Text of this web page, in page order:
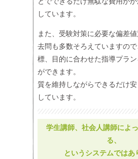
しています。
また、受験対策に必要な偏差
去問も多数そろえていますの
標、目的に合わせた指導プラ
ができます。
質を維持しながらできるだけ
しています。
学生講師、社会人講師によ
る、
というシステムではあ